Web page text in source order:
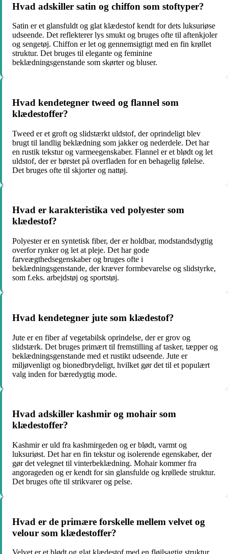
Hvad adskiller satin og chiffon som stoftyper?
Satin er et glansfuldt og glat klædestof kendt for dets luksuriøse
udseende. Det reflekterer lys smukt og bruges ofte til aftenkjoler
og sengetøj. Chiffon er let og gennemsigtigt med en fin krøllet
struktur. Det bruges til elegante og feminine
beklædningsgenstande som skørter og bluser.
Hvad kendetegner tweed og flannel som
klædestoffer?
Tweed er et groft og slidstærkt uldstof, der oprindeligt blev
brugt til landlig beklædning som jakker og nederdele. Det har
en rustik tekstur og varmeegenskaber. Flannel er et blødt og let
uldstof, der er børstet på overfladen for en behagelig følelse.
Det bruges ofte til skjorter og nattøj.
Hvad er karakteristika ved polyester som
klædestof?
Polyester er en syntetisk fiber, der er holdbar, modstandsdygtig
overfor rynker og let at pleje. Det har gode
farveægthedsegenskaber og bruges ofte i
beklædningsgenstande, der kræver formbevarelse og slidstyrke,
som f.eks. arbejdstøj og sportstøj.
Hvad kendetegner jute som klædestof?
Jute er en fiber af vegetabilsk oprindelse, der er grov og
slidstærk. Det bruges primært til fremstilling af tasker, tæpper og
beklædningsgenstande med et rustikt udseende. Jute er
miljøvenligt og bionedbrydeligt, hvilket gør det til et populært
valg inden for bæredygtig mode.
Hvad adskiller kashmir og mohair som
klædestoffer?
Kashmir er uld fra kashmirgeden og er blødt, varmt og
luksuriøst. Det har en fin tekstur og isolerende egenskaber, der
gør det velegnet til vinterbeklædning. Mohair kommer fra
angorageden og er kendt for sin glansfulde og krøllede struktur.
Det bruges ofte til strikvarer og pelse.
Hvad er de primære forskelle mellem velvet og
velour som klædestoffer?